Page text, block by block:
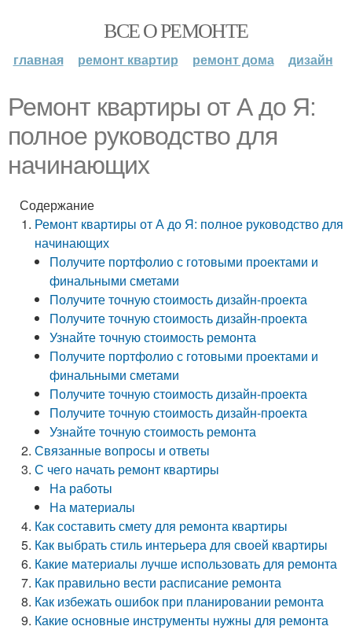
ВСЕ О РЕМОНТЕ
главная ремонт квартир ремонт дома дизайн
Ремонт квартиры от А до Я:
полное руководство для
начинающих
Содержание
Ремонт квартиры от А до Я: полное руководство для
начинающих
Получите портфолио с готовыми проектами и
финальными сметами
Получите точную стоимость дизайн-проекта
Получите точную стоимость дизайн-проекта
Узнайте точную стоимость ремонта
Получите портфолио с готовыми проектами и
финальными сметами
Получите точную стоимость дизайн-проекта
Получите точную стоимость дизайн-проекта
Узнайте точную стоимость ремонта
Связанные вопросы и ответы
С чего начать ремонт квартиры
На работы
На материалы
Как составить смету для ремонта квартиры
Как выбрать стиль интерьера для своей квартиры
Какие материалы лучше использовать для ремонта
Как правильно вести расписание ремонта
Как избежать ошибок при планировании ремонта
Какие основные инструменты нужны для ремонта